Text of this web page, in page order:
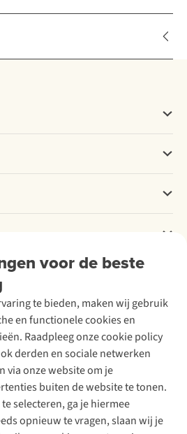
voor de beste
te bieden, maken wij gebruik
en functionele cookies en
Raadpleeg onze cookie policy
derden en sociale netwerken
via onze website om je
buiten de website te tonen.
selecteren, ga je hiermee
opnieuw te vragen, slaan wij je
Follow us